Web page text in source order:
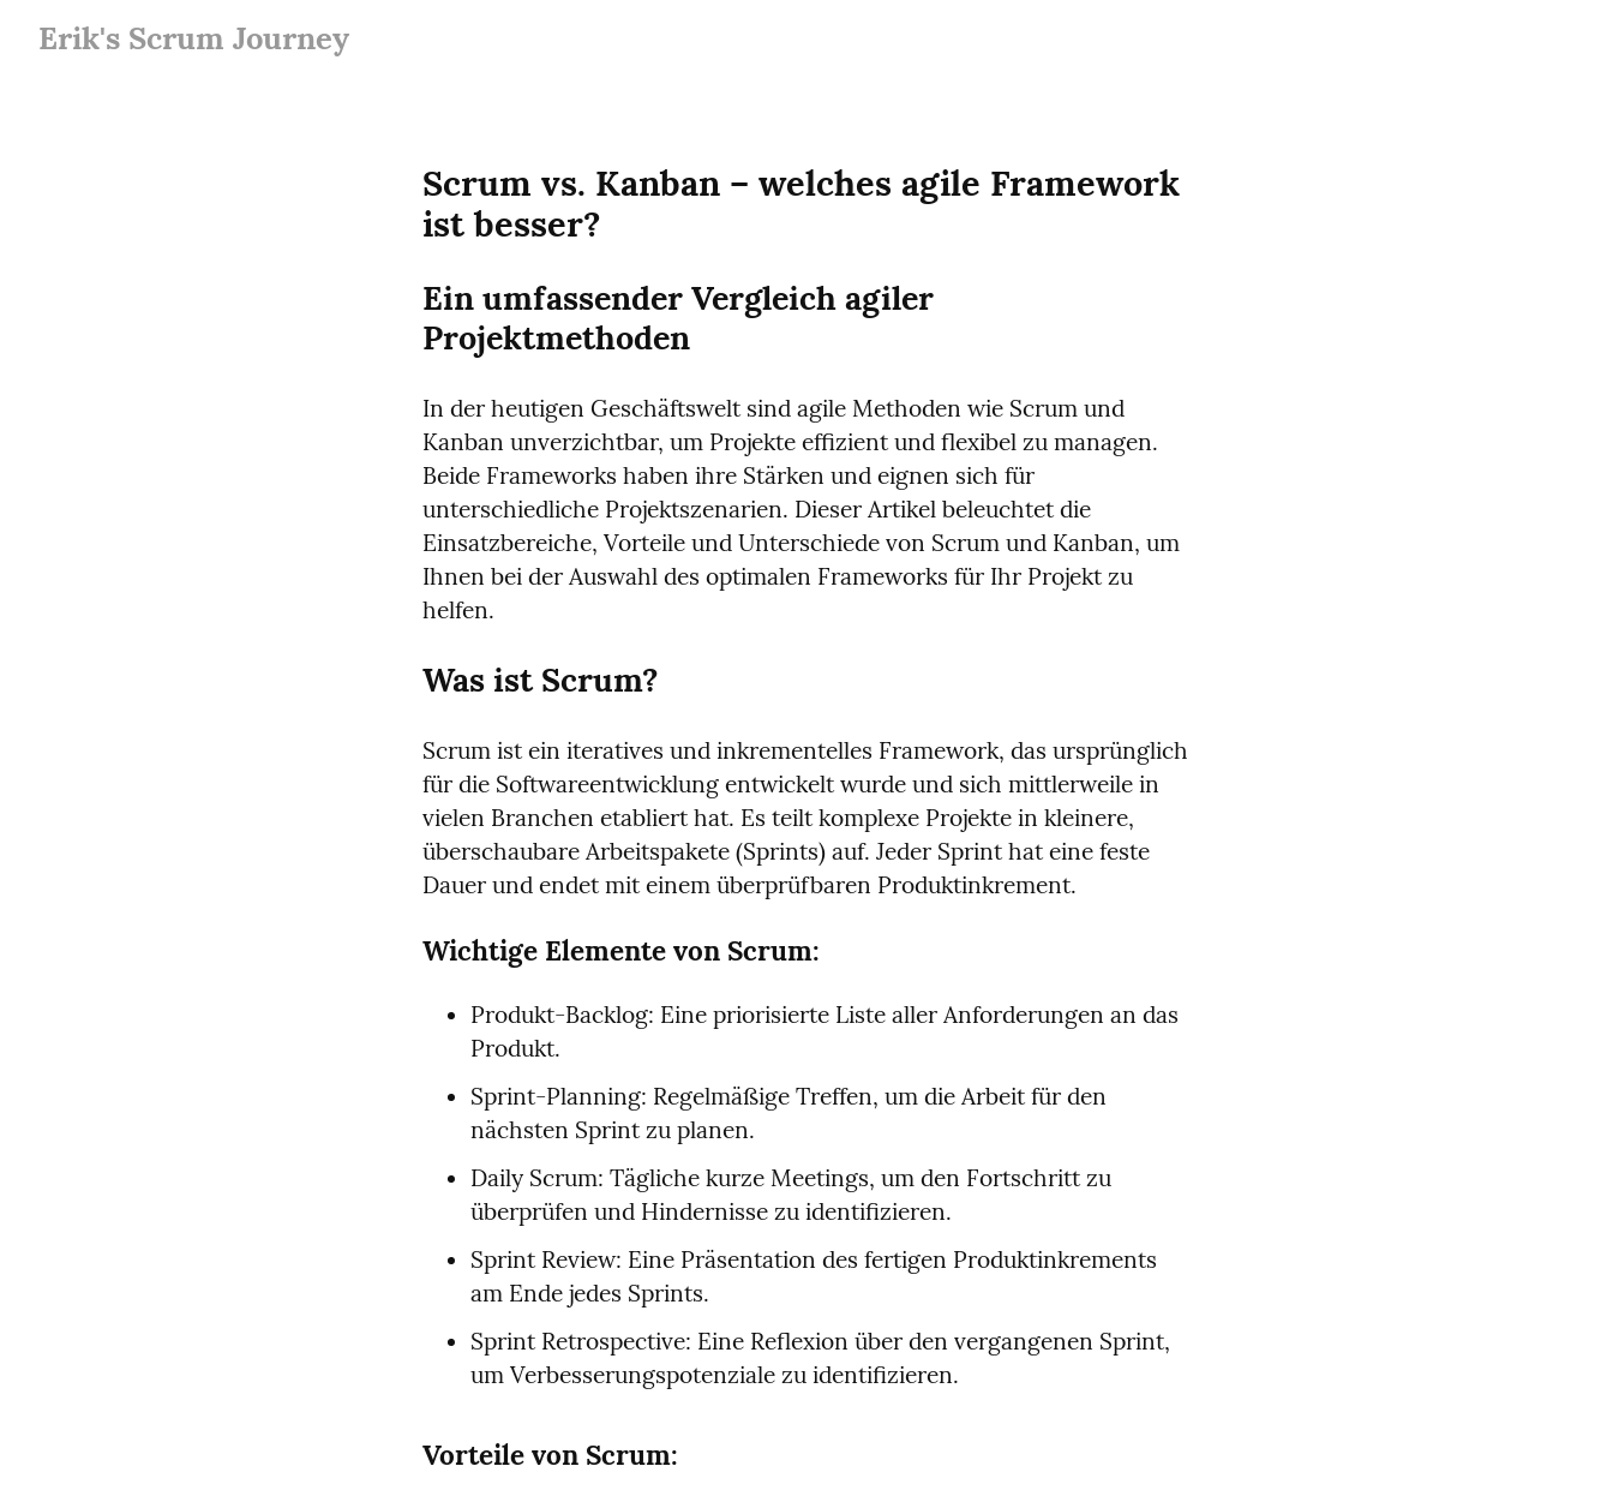
Erik's Scrum Journey
Scrum vs. Kanban – welches agile Framework
ist besser?
Ein umfassender Vergleich agiler
Projektmethoden
In der heutigen Geschäftswelt sind agile Methoden wie Scrum und
Kanban unverzichtbar, um Projekte effizient und flexibel zu managen.
Beide Frameworks haben ihre Stärken und eignen sich für
unterschiedliche Projektszenarien. Dieser Artikel beleuchtet die
Einsatzbereiche, Vorteile und Unterschiede von Scrum und Kanban, um
Ihnen bei der Auswahl des optimalen Frameworks für Ihr Projekt zu
helfen.
Was ist Scrum?
Scrum ist ein iteratives und inkrementelles Framework, das ursprünglich
für die Softwareentwicklung entwickelt wurde und sich mittlerweile in
vielen Branchen etabliert hat. Es teilt komplexe Projekte in kleinere,
überschaubare Arbeitspakete (Sprints) auf. Jeder Sprint hat eine feste
Dauer und endet mit einem überprüfbaren Produktinkrement.
Wichtige Elemente von Scrum:
Produkt-Backlog: Eine priorisierte Liste aller Anforderungen an das
Produkt.
Sprint-Planning: Regelmäßige Treffen, um die Arbeit für den
nächsten Sprint zu planen.
Daily Scrum: Tägliche kurze Meetings, um den Fortschritt zu
überprüfen und Hindernisse zu identifizieren.
Sprint Review: Eine Präsentation des fertigen Produktinkrements
am Ende jedes Sprints.
Sprint Retrospective: Eine Reflexion über den vergangenen Sprint,
um Verbesserungspotenziale zu identifizieren.
Vorteile von Scrum: